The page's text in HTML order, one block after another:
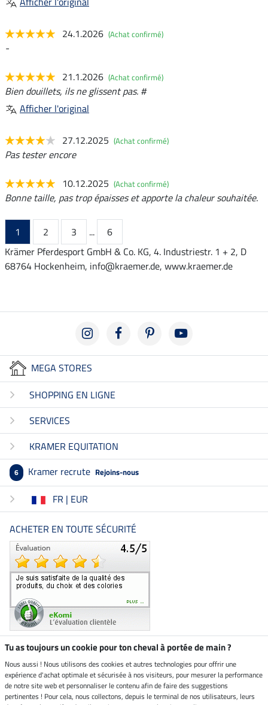
24.1.2026 (Achat confirmé)
-
21.1.2026 (Achat confirmé)
Bien douillets, ils ne glissent pas. #
Afficher l'original
27.12.2025 (Achat confirmé)
Pas tester encore
10.12.2025 (Achat confirmé)
Bonne taille, pas trop épaisses et apporte la chaleur souhaitée.
1 2 3 ...
6
Krämer Pferdesport GmbH & Co. KG, 4. Industriestr. 1 + 2, D
68764 Hockenheim, info@kraemer.de, www.kraemer.de
MEGA STORES
SHOPPING EN LIGNE
SERVICES
KRAMER EQUITATION
6 Kramer recrute Rejoins-nous
FR | EUR
ACHETER EN TOUTE SÉCURITÉ
Boutique climatiquement
neutre
Tu as toujours un cookie pour ton cheval à portée de main ?
Nous aussi ! Nous utilisons des cookies et autres technologies pour offrir une
expérience d'achat optimale et sécurisée à nos visiteurs, pour mesurer la performance
de notre site web et personnaliser le contenu afin de faire des suggestions
pertinentes ! Pour cela, nous collectons, depuis le terminal de nos utilisateurs, leurs